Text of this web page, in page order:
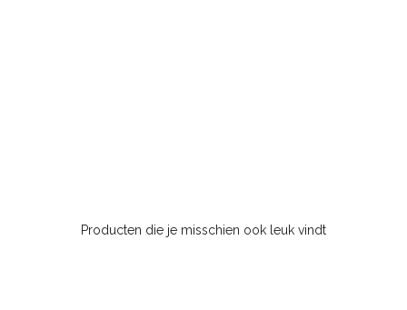
Producten die je misschien ook leuk vindt